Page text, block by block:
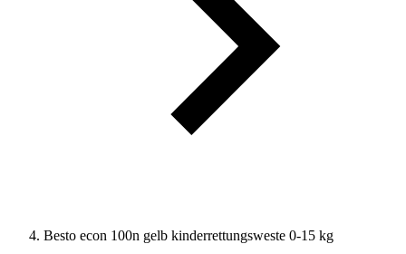
Besto econ 100n gelb kinderrettungsweste 0-15 kg